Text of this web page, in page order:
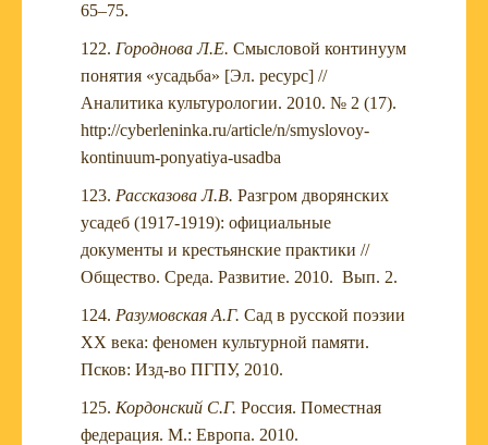
65–75.
Городнова Л.Е. Смысловой континуум
понятия «усадьба» [Эл. ресурс] //
Аналитика культурологии. 2010. № 2 (17).
http://cyberleninka.ru/article/n/smyslovoy-
kontinuum-ponyatiya-usadba
Рассказова Л.В. Разгром дворянских
усадеб (1917-1919): официальные
документы и крестьянские практики //
Общество. Среда. Развитие. 2010. Вып. 2.
Разумовская А.Г. Сад в русской поэзии
ХХ века: феномен культурной памяти.
Псков: Изд-во ПГПУ, 2010.
Кордонский С.Г. Россия. Поместная
федерация. М.: Европа. 2010.